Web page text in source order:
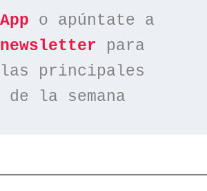
o apúntate a
newsletter para
principales
la semana